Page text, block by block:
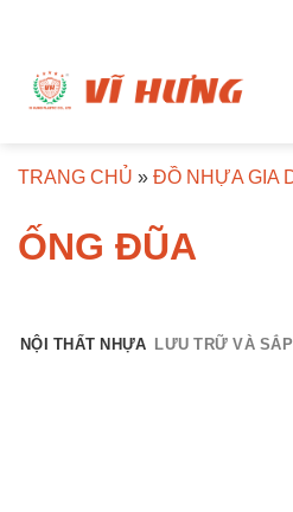
dung
TRANG CHỦ » ĐỒ NHỰA GIA
ỐNG ĐŨA
NỘI THẤT NHỰA LƯU TRỮ VÀ